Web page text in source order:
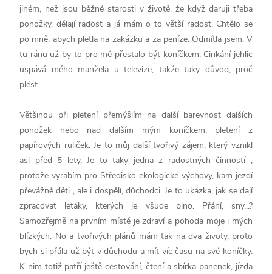
jiném, než jsou běžné starosti v životě, že když daruji třeba
ponožky, dělají radost a já mám o to větší radost. Chtělo se
po mně, abych pletla na zakázku a za peníze. Odmítla jsem. V
tu ránu už by to pro mě přestalo být koníčkem. Cinkání jehlic
uspává mého manžela u televize, takže taky důvod, proč
plést.
Většinou při pletení přemýšlím na další barevnost dalších
ponožek nebo nad dalším mým koníčkem, pletení z
papírových ruliček. Je to můj další tvořivý zájem, který vznikl
asi před 5 lety, Je to taky jedna z radostných činností ,
protože vyrábím pro Středisko ekologické výchovy, kam jezdí
převážně děti , ale i dospělí, důchodci. Je to ukázka, jak se dají
zpracovat letáky, kterých je všude plno. Přání, sny...?
Samozřejmě na prvním místě je zdraví a pohoda moje i mých
blízkých. No a tvořivých plánů mám tak na dva životy, proto
bych si přála už být v důchodu a mít víc času na své koníčky.
K nim totiž patří ještě cestování, čtení a sbírka panenek, jízda